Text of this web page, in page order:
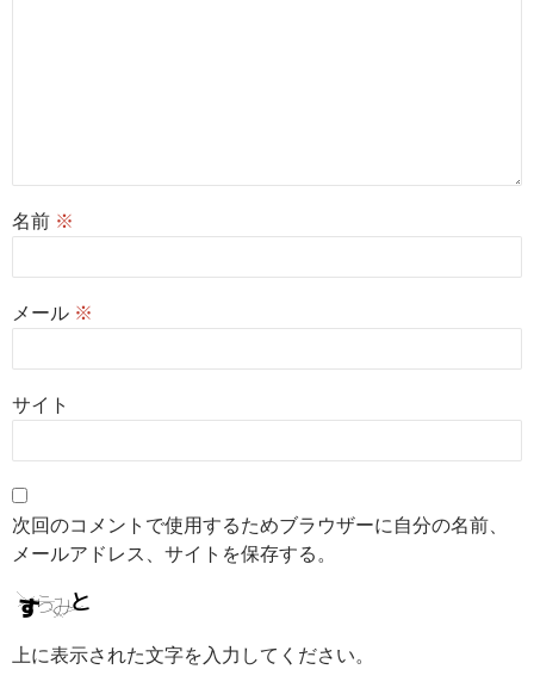
名前 ※
メール ※
サイト
次回のコメントで使用するためブラウザーに自分の名前、
メールアドレス、サイトを保存する。
上に表示された文字を入力してください。